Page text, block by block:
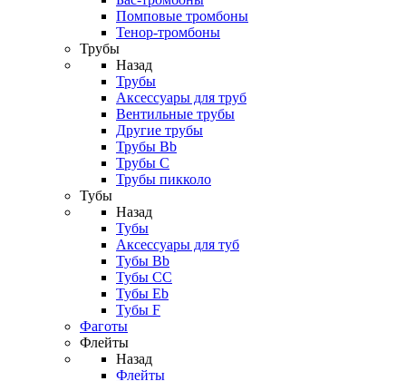
Помповые тромбоны
Тенор-тромбоны
Трубы
Назад
Трубы
Аксессуары для труб
Вентильные трубы
Другие трубы
Трубы Bb
Трубы C
Трубы пикколо
Тубы
Назад
Тубы
Аксессуары для туб
Тубы Bb
Тубы CC
Тубы Eb
Тубы F
Фаготы
Флейты
Назад
Флейты